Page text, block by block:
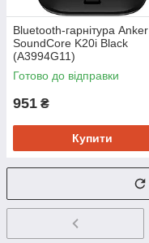
Bluetooth-гарнітура Anker
SoundCore K20i Black
(A3994G11)
Готово до відправки
951 ₴
Купити